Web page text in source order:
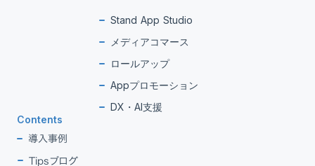
Stand App Studio
メディアコマース
ロールアップ
Appプロモーション
DX・AI支援
Contents
導入事例
Tipsブログ